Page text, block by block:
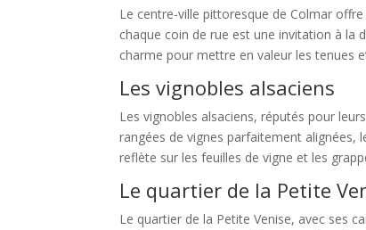
Le centre-ville pittoresque de Colmar
chaque coin de rue est une invitation à la
charme pour mettre en valeur les tenues
Les vignobles alsaciens
Les vignobles alsaciens, réputés pour
rangées de vignes parfaitement alignées,
reflète sur les feuilles de vigne et les
Le quartier de la Petite
Le quartier de la Petite Venise, avec ses